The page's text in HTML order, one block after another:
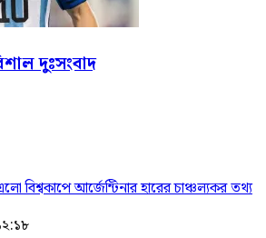
দুঃসংবাদ
বিশ্বকাপে আর্জেন্টিনার হারের চাঞ্চল্যকর তথ্য